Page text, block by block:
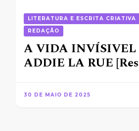
LITERATURA E ESCRITA CRIATIVA
REDAÇÃO
A VIDA INVÍSIVEL
ADDIE LA RUE
30 DE MAIO DE 2025